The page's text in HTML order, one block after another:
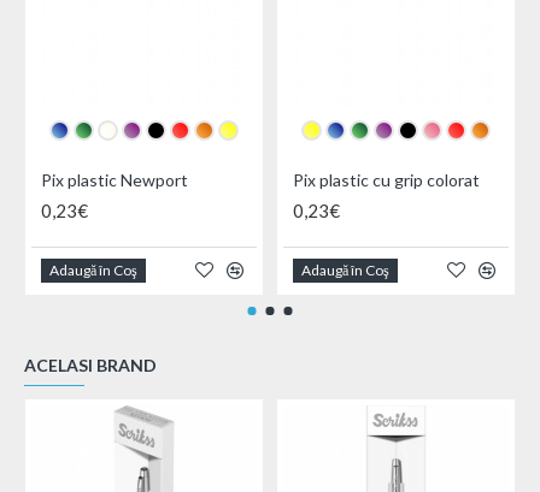
Pix plastic Newport
0,23€
Adaugă în Coş
Pix plastic cu grip colorat
0,23€
Adaugă în Coş
ACELASI BRAND